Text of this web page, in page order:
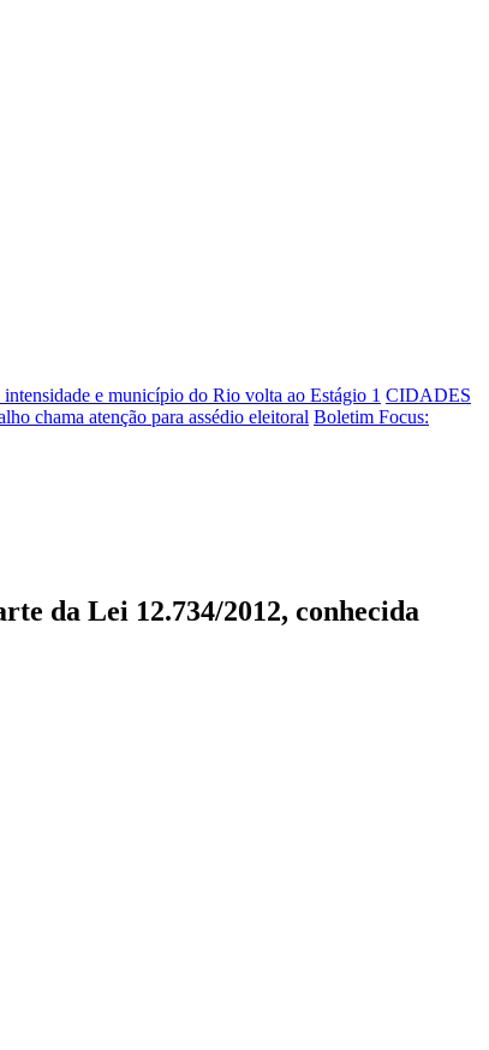
e município do Rio volta ao Estágio 1 CIDADES
chama atenção para assédio eleitoral Boletim Focus:
da Lei 12.734/2012, conhecida